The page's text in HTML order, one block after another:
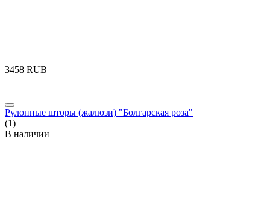
‍3458‍ RUB
Рулонные шторы (жалюзи) "Болгарская роза"
(1)
В наличии